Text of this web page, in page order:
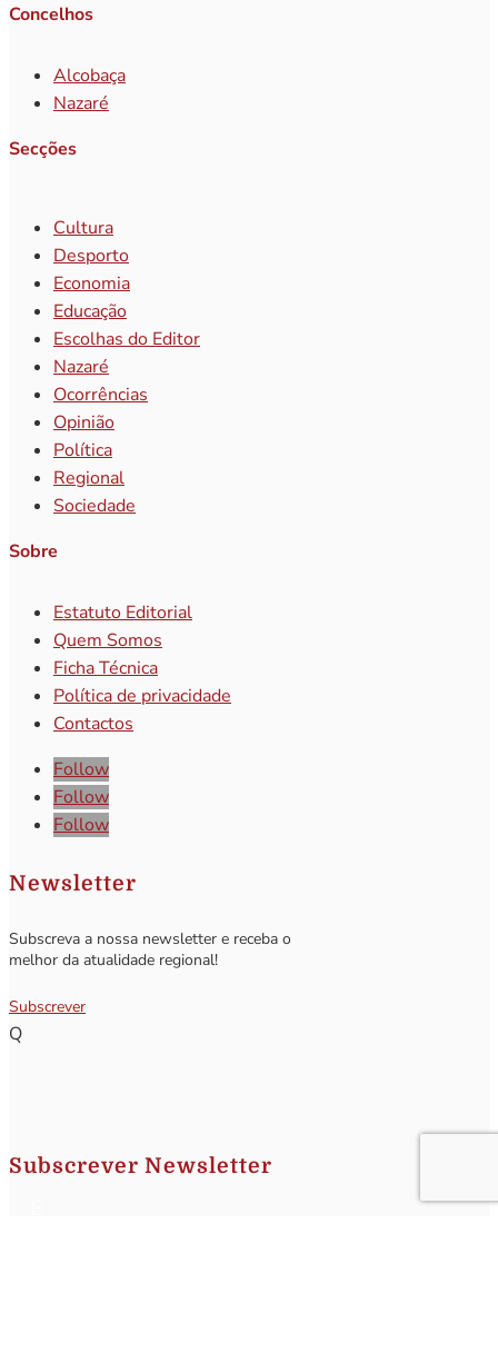
Concelhos
Alcobaça
Nazaré
Secções
Cultura
Desporto
Economia
Educação
Escolhas do Editor
Nazaré
Ocorrências
Opinião
Política
Regional
Sociedade
Sobre
Estatuto Editorial
Quem Somos
Ficha Técnica
Política de privacidade
Contactos
Follow
Follow
Follow
Newsletter
Subscreva a nossa newsletter e receba o
melhor da atualidade regional!
Subscrever
Q
Subscrever Newsletter